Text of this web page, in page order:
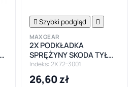
 Szybki podgląd 
MAXGEAR
2X PODKŁADKA
SPRĘŻYNY SKODA TYŁ
OCTAVIA II/ VW GOLF V-
VI/SEAT GÓRNA
Indeks: 2X 72-3001
26,60 zł